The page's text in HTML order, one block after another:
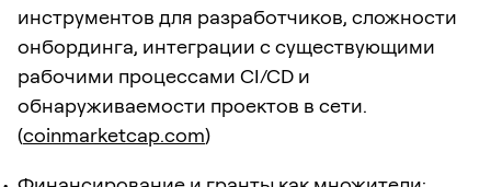
инструментов для разработчиков, сложности
онбординга, интеграции с существующими
рабочими процессами CI/CD и
обнаруживаемости проектов в сети.
(coinmarketcap.com)